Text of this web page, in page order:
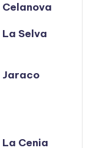
Celanova
Selva
Jaraco
Cenia